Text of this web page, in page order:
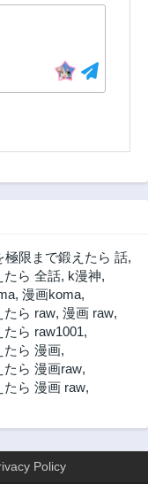
極限まで鍛えたら 話,
たら 全話, k漫神,
, 漫画koma,
たら raw, 漫画 raw,
ら raw1001,
たら 漫画,
たら 漫画raw,
ら 漫画 raw,
Policy